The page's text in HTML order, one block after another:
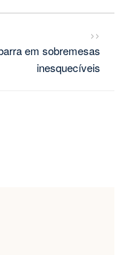
>>
em sobremesas
inesquecíveis